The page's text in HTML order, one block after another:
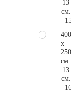
13
см.
400
x
250
см.
13
см.